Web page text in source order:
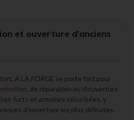
et ouverture d’anciens
A LA FORGE se porte fort pour
, de réparation ou d’ouverture
forts et armoires sécurisées, y
d’ouverture les plus délicates.